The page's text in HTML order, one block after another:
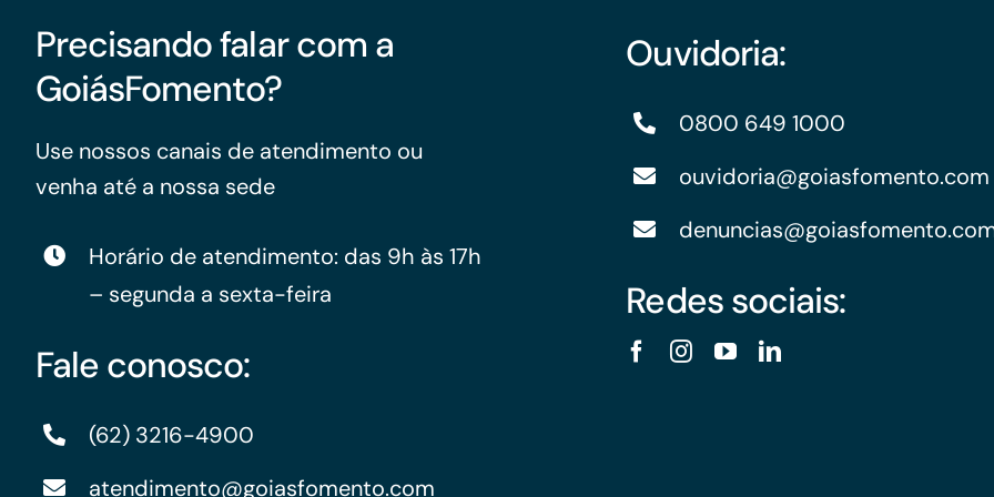
Precisando falar com a
GoiásFomento?
Use nossos canais de atendimento ou
venha até a nossa sede
Horário de atendimento: das 9h às 17h
– segunda a sexta-feira
Fale conosco:
(62) 3216-4900
atendimento@goiasfomento.com
Ouvidoria:
0800 649 1000
ouvidoria@goiasfomento.com
Redes sociais: